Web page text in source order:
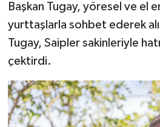
Başkan Tugay, yöresel ve el
yurttaşlarla sohbet ederek
Tugay, Saipler sakinleriyle
çektirdi.